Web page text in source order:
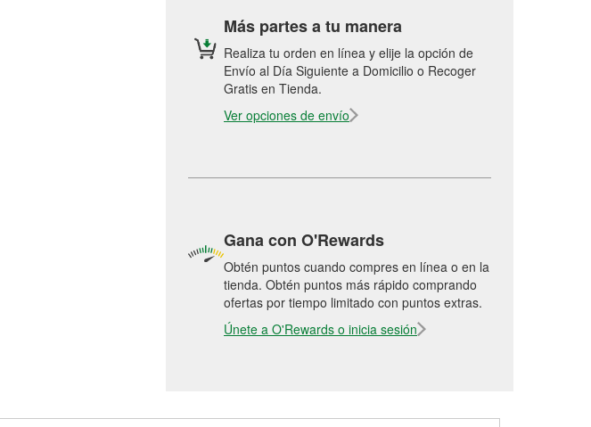
Más partes a tu manera
Realiza tu orden en línea y elije la opción de
Envío al Día Siguiente a Domicilio o Recoger
Gratis en Tienda.
Ver opciones de envío
Gana con O'Rewards
Obtén puntos cuando compres en línea o en la
tienda. Obtén puntos más rápido comprando
ofertas por tiempo limitado con puntos extras.
Únete a O'Rewards o inicia sesión